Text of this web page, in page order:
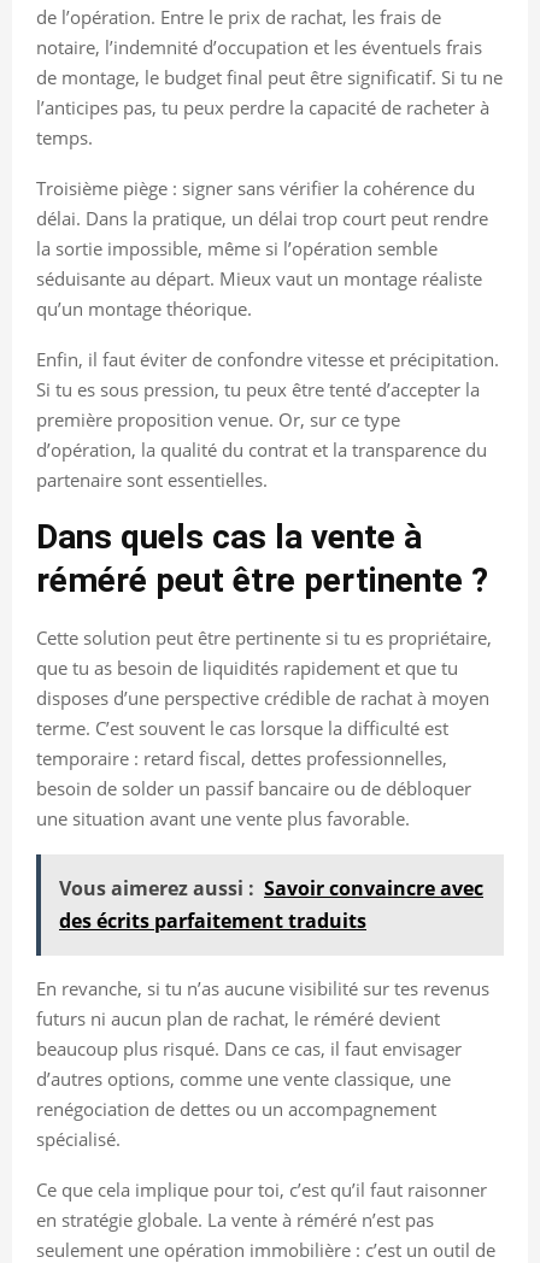
de l’opération. Entre le prix de rachat, les frais de
notaire, l’indemnité d’occupation et les éventuels frais
de montage, le budget final peut être significatif. Si tu ne
l’anticipes pas, tu peux perdre la capacité de racheter à
temps.
Troisième piège : signer sans vérifier la cohérence du
délai. Dans la pratique, un délai trop court peut rendre
la sortie impossible, même si l’opération semble
séduisante au départ. Mieux vaut un montage réaliste
qu’un montage théorique.
Enfin, il faut éviter de confondre vitesse et précipitation.
Si tu es sous pression, tu peux être tenté d’accepter la
première proposition venue. Or, sur ce type
d’opération, la qualité du contrat et la transparence du
partenaire sont essentielles.
Dans quels cas la vente à
réméré peut être pertinente ?
Cette solution peut être pertinente si tu es propriétaire,
que tu as besoin de liquidités rapidement et que tu
disposes d’une perspective crédible de rachat à moyen
terme. C’est souvent le cas lorsque la difficulté est
temporaire : retard fiscal, dettes professionnelles,
besoin de solder un passif bancaire ou de débloquer
une situation avant une vente plus favorable.
Vous aimerez aussi : Savoir convaincre avec
des écrits parfaitement traduits
En revanche, si tu n’as aucune visibilité sur tes revenus
futurs ni aucun plan de rachat, le réméré devient
beaucoup plus risqué. Dans ce cas, il faut envisager
d’autres options, comme une vente classique, une
renégociation de dettes ou un accompagnement
spécialisé.
Ce que cela implique pour toi, c’est qu’il faut raisonner
en stratégie globale. La vente à réméré n’est pas
seulement une opération immobilière : c’est un outil de